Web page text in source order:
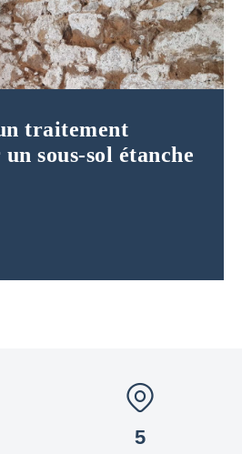
traitement
sous-sol étanche
5